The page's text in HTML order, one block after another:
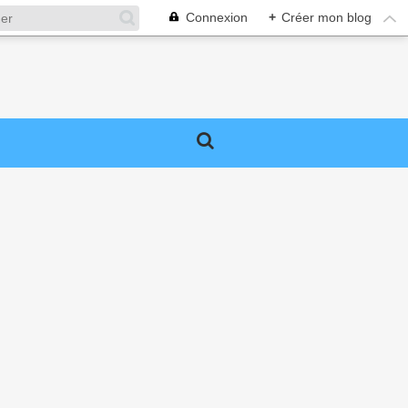
Connexion + Créer mon blog